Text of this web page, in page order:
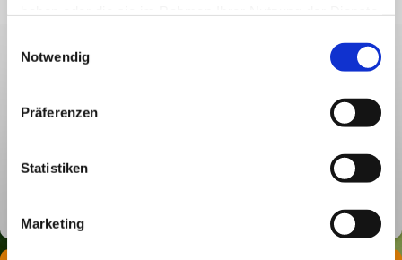
Notwendig
Präferenzen
Statistiken
Marketing